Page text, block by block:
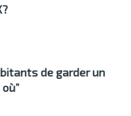
de garder un